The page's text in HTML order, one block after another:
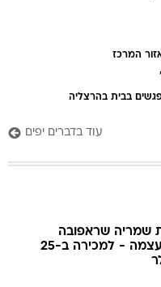
המרכז
בבית בהרצליה
עוד בדברים יפים
שמריה שראפובה
עיצבה לעצמה - למכירה ב-25